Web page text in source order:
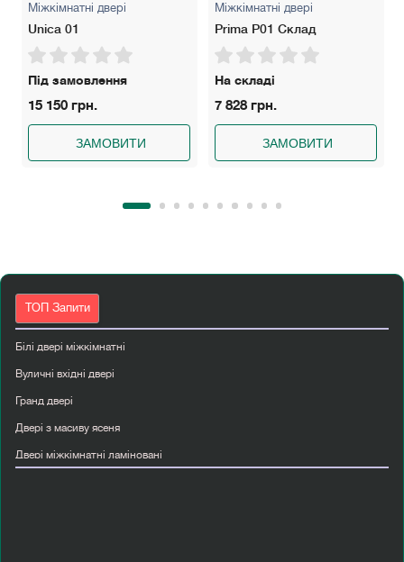
Міжкімнатні двері
Unica 01
Під замовлення
15 150 грн.
ЗАМОВИТИ
Міжкімнатні двері
Prima P01 Склад
На складі
7 828 грн.
ЗАМОВИТИ
ТОП Запити
Білі двері міжкімнатні
Вуличні вхідні двері
Гранд двері
Двері з масиву ясеня
Двері міжкімнатні ламіновані